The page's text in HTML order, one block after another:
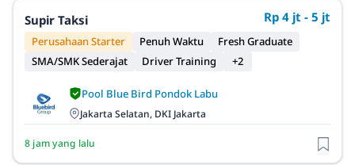
Supir Taksi Rp 4 jt - 5 jt
Perusahaan Starter Penuh Waktu
Fresh Graduate
SMA/SMK Sederajat
Driver Training +2
Pool Blue Bird Pondok Labu
Jakarta Selatan, DKI Jakarta
8 jam yang lalu